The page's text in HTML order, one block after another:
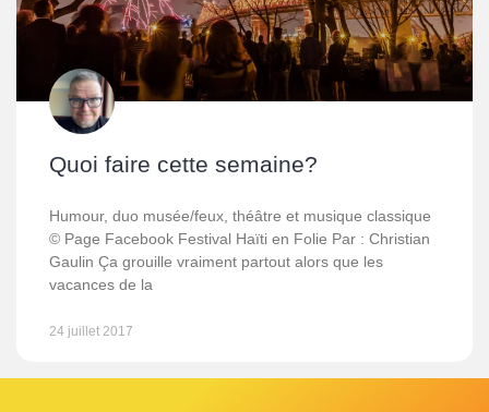
Quoi faire cette semaine?
Humour, duo musée/feux, théâtre et musique classique
© Page Facebook Festival Haïti en Folie Par : Christian
Gaulin Ça grouille vraiment partout alors que les
vacances de la
24 juillet 2017